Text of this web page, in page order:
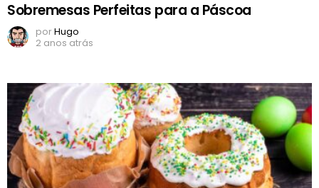
Sobremesas Perfeitas para a Páscoa
porHugo
2 anos atrás